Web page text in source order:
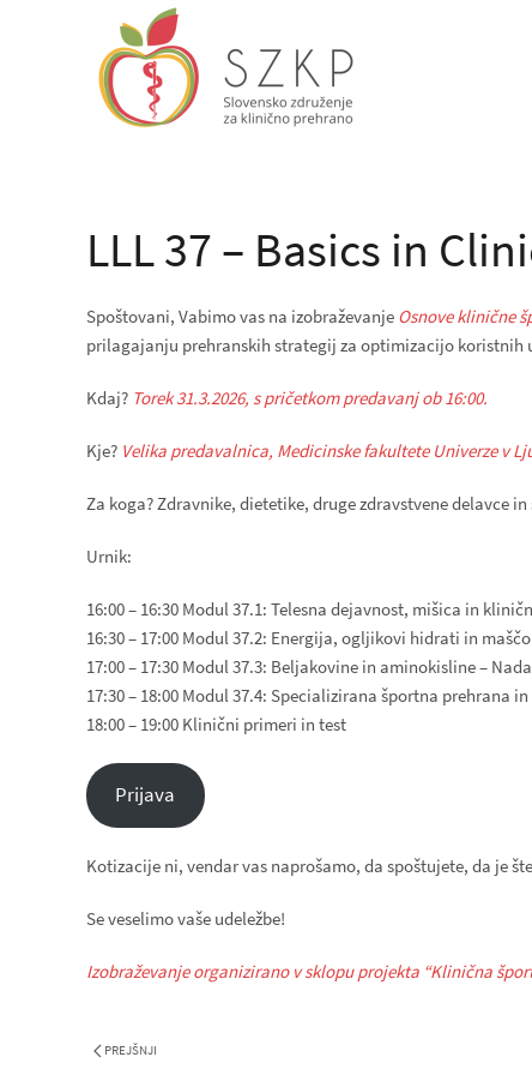
LLL 37 – Basics in
Spoštovani, Vabimo vas na izobraževanje Osnove klinične
prilagajanju prehranskih strategij za optimizacijo koristnih
Kdaj? Torek 31.3.2026, s pričetkom predavanj ob 16:00.
Kje? Velika predavalnica, Medicinske fakultete Univerze v
Za koga? Zdravnike, dietetike, druge zdravstvene delavce
Urnik:
16:00 – 16:30 Modul 37.1: Telesna dejavnost, mišica in
16:30 – 17:00 Modul 37.2: Energija, ogljikovi hidrati in
17:00 – 17:30 Modul 37.3: Beljakovine in aminokisline –
17:30 – 18:00 Modul 37.4: Specializirana športna prehrana
18:00 – 19:00 Klinični primeri in test
Prijava
Kotizacije ni, vendar vas naprošamo, da spoštujete, da je
Se veselimo vaše udeležbe!
Izobraževanje organizirano v sklopu projekta “Klinična
PREJŠNJI